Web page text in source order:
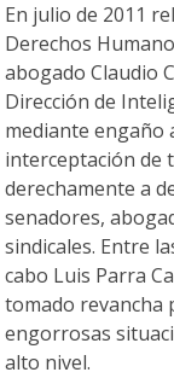
En julio de 2011
Derechos
abogado Claudio
Dirección de
mediante engaño
interceptación de
derechamente a
senadores,
sindicales. Entre
cabo Luis Parra
tomado revancha
engorrosas
alto nivel.